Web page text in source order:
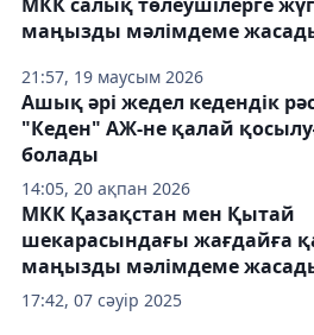
21:57, 19 маусым 2026
маңызды мәлімдеме
14:05, 20 ақпан 2026
Ашық әрі жедел кедендік
"Кеден" АЖ-не қалай
болады
17:42, 07 сәуір 2025
МКК Қазақстан мен Қытай
шекарасындағы жағдайға
маңызды мәлімдеме